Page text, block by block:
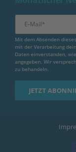
Mit dem Absenden
mit der Verarbeitung
Daten einverstanden,
angegeben. Wir
zu behandeln.